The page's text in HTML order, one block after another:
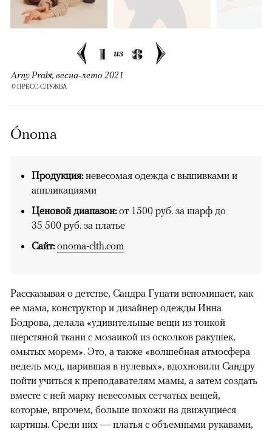
1 из 8
Arny Praht, весна-лето 2021
© ПРЕСС-СЛУЖБА
Ónoma
Продукция:невесомая одежда с вышивками и
аппликациями
Ценовой диапазон:от 1500 руб. за шарф до
35 500 руб. за платье
Сайт:onoma-clth.com
Рассказывая о детстве, Сандра Гуцати вспоминает, как
ее мама, конструктор и дизайнер одежды Инна
Бодрова, делала «удивительные вещи из тонкой
шерстяной ткани с мозаикой из осколков ракушек,
омытых морем». Это, а также «волшебная атмосфера
недель мод, царившая в нулевых», вдохновили Сандру
пойти учиться к преподавателям мамы, а затем создать
вместе с ней марку невесомых сетчатых вещей,
которые, впрочем, больше похожи на движущиеся
картины. Среди них — платья с объемными рукавами,